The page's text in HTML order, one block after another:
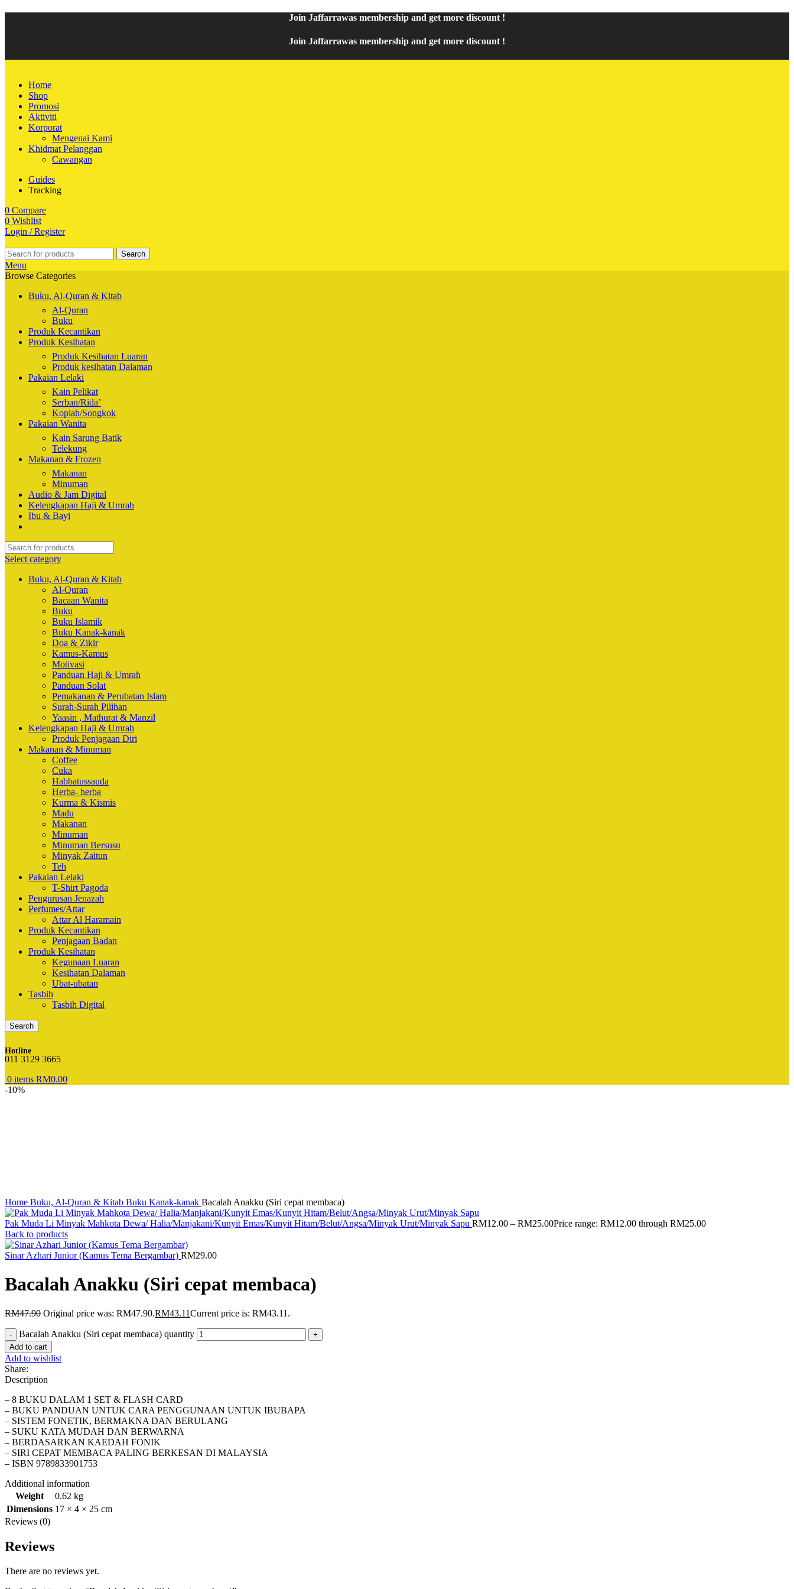
Join Jaffarrawas membership and get more discount !
Join Jaffarrawas membership and get more discount !
Home
Shop
Promosi
Aktiviti
Korporat
Mengenai Kami
Khidmat Pelanggan
Cawangan
Guides
Tracking
0 Compare
0 Wishlist
Login / Register
Search
Menu
Browse Categories
Buku, Al-Quran & Kitab
Al-Quran
Buku
Produk Kecantikan
Produk Kesihatan
Produk Kesihatan Luaran
Produk kesihatan Dalaman
Pakaian Lelaki
Kain Pelikat
Serban/Rida’
Kopiah/Songkok
Pakaian Wanita
Kain Sarung Batik
Telekung
Makanan & Frozen
Makanan
Minuman
Audio & Jam Digital
Kelengkapan Haji & Umrah
Ibu & Bayi
Select category
Buku, Al-Quran & Kitab
Al-Quran
Bacaan Wanita
Buku
Buku Islamik
Buku Kanak-kanak
Doa & Zikir
Kamus-Kamus
Motivasi
Panduan Haji & Umrah
Panduan Solat
Pemakanan & Perubatan Islam
Surah-Surah Pilihan
Yaasin , Mathurat & Manzil
Kelengkapan Haji & Umrah
Produk Penjagaan Diri
Makanan & Minuman
Coffee
Cuka
Habbatussauda
Herba- herba
Kurma & Kismis
Madu
Makanan
Minuman
Minuman Bersusu
Minyak Zaitun
Teh
Pakaian Lelaki
T-Shirt Pagoda
Pengurusan Jenazah
Perfumes/Attar
Attar Al Haramain
Produk Kecantikan
Penjagaan Badan
Produk Kesihatan
Kegunaan Luaran
Kesihatan Dalaman
Ubat-ubatan
Tasbih
Tasbih Digital
Search
Hotline
011 3129 3665
0 items RM0.00
-10%
Home Buku, Al-Quran & Kitab Buku Kanak-kanak Bacalah Anakku (Siri cepat membaca)
Pak Muda Li Minyak Mahkota Dewa/ Halia/Manjakani/Kunyit Emas/Kunyit Hitam/Belut/Angsa/Minyak Urut/Minyak Sapu RM12.00 – RM25.00Price range: RM12.00 through RM25.00
Back to products
Sinar Azhari Junior (Kamus Tema Bergambar) RM29.00
Bacalah Anakku (Siri cepat membaca)
RM47.90 Original price was: RM47.90.RM43.11Current price is: RM43.11.
Bacalah Anakku (Siri cepat membaca) quantity
Add to cart
Add to wishlist
Share:
Description
– 8 BUKU DALAM 1 SET & FLASH CARD
– BUKU PANDUAN UNTUK CARA PENGGUNAAN UNTUK IBUBAPA
– SISTEM FONETIK, BERMAKNA DAN BERULANG
– SUKU KATA MUDAH DAN BERWARNA
– BERDASARKAN KAEDAH FONIK
– SIRI CEPAT MEMBACA PALING BERKESAN DI MALAYSIA
– ISBN 9789833901753
Additional information
Weight
0.62 kg
Dimensions 17 × 4 × 25 cm
Reviews (0)
Reviews
There are no reviews yet.